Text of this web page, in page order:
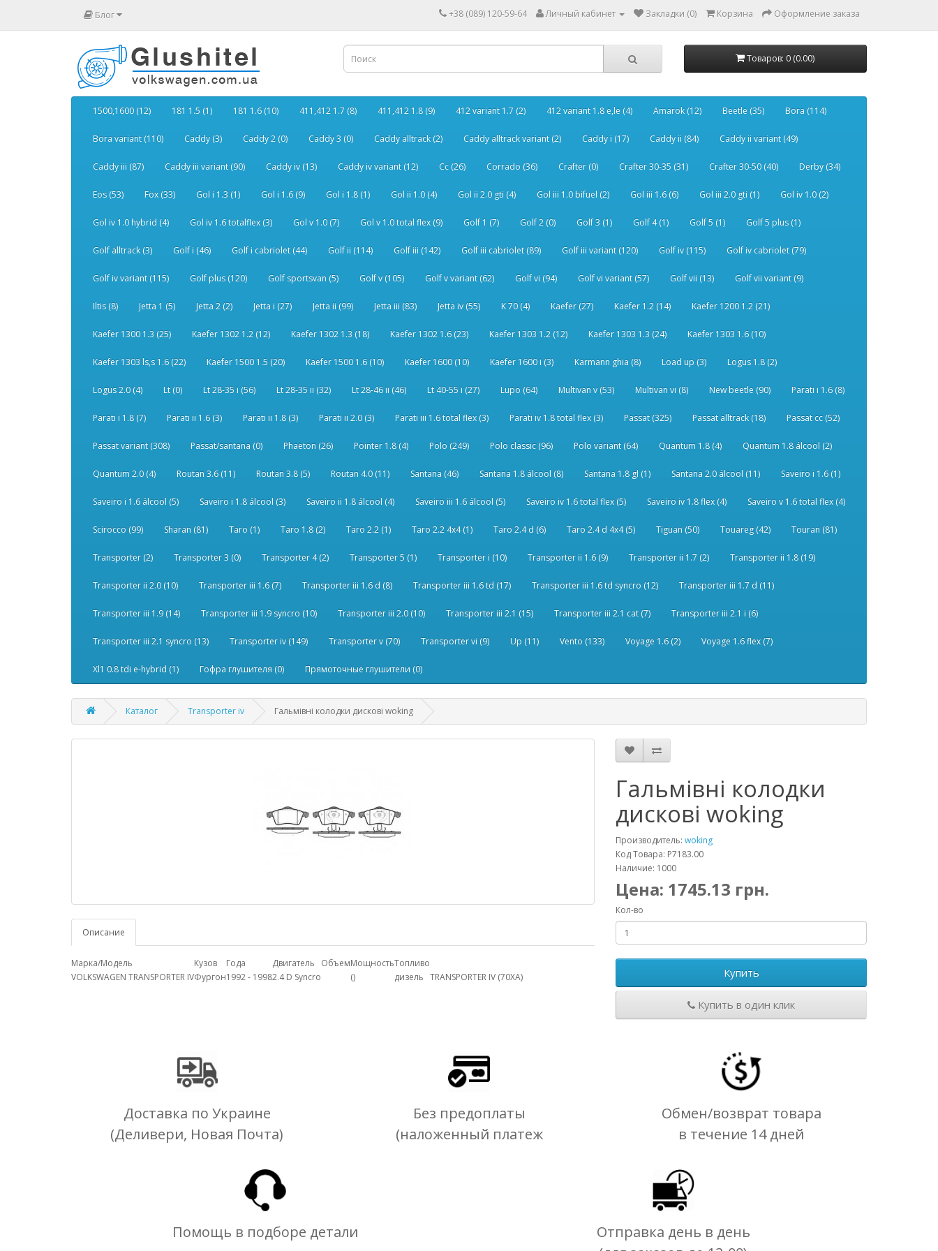
Блог +38 (089) 120-59-64 Личный кабинет Закладки (0) Корзина Оформление заказа
Товаров: 0 (0.00)
1500,1600 (12) 181 1.5 (1) 181 1.6 (10) 411,412 1.7 (8) 411,412 1.8 (9) 412 variant 1.7 (2) 412 variant 1.8 e,le (4) Amarok (12) Beetle (35) Bora (114)
Bora variant (110) Caddy (3) Caddy 2 (0) Caddy 3 (0) Caddy alltrack (2) Caddy alltrack variant (2) Caddy i (17) Caddy ii (84) Caddy ii variant (49)
Caddy iii (87) Caddy iii variant (90) Caddy iv (13) Caddy iv variant (12) Cc (26) Corrado (36) Crafter (0) Crafter 30-35 (31) Crafter 30-50 (40) Derby (34)
Eos (53) Fox (33) Gol i 1.3 (1) Gol i 1.6 (9) Gol i 1.8 (1) Gol ii 1.0 (4) Gol ii 2.0 gti (4) Gol iii 1.0 bifuel (2) Gol iii 1.6 (6) Gol iii 2.0 gti (1) Gol iv 1.0 (2)
Gol iv 1.0 hybrid (4) Gol iv 1.6 totalflex (3) Gol v 1.0 (7) Gol v 1.0 total flex (9) Golf 1 (7) Golf 2 (0) Golf 3 (1) Golf 4 (1) Golf 5 (1) Golf 5 plus (1)
Golf alltrack (3) Golf i (46) Golf i cabriolet (44) Golf ii (114) Golf iii (142) Golf iii cabriolet (89) Golf iii variant (120) Golf iv (115) Golf iv cabriolet (79)
Golf iv variant (115) Golf plus (120) Golf sportsvan (5) Golf v (105) Golf v variant (62) Golf vi (94) Golf vi variant (57) Golf vii (13) Golf vii variant (9)
Iltis (8) Jetta 1 (5) Jetta 2 (2) Jetta i (27) Jetta ii (99) Jetta iii (83) Jetta iv (55) K 70 (4) Kaefer (27) Kaefer 1.2 (14) Kaefer 1200 1.2 (21)
Kaefer 1300 1.3 (25) Kaefer 1302 1.2 (12) Kaefer 1302 1.3 (18) Kaefer 1302 1.6 (23) Kaefer 1303 1.2 (12) Kaefer 1303 1.3 (24) Kaefer 1303 1.6 (10)
Kaefer 1303 ls,s 1.6 (22) Kaefer 1500 1.5 (20) Kaefer 1500 1.6 (10) Kaefer 1600 (10) Kaefer 1600 i (3) Karmann ghia (8) Load up (3) Logus 1.8 (2)
Logus 2.0 (4) Lt (0) Lt 28-35 i (56) Lt 28-35 ii (32) Lt 28-46 ii (46) Lt 40-55 i (27) Lupo (64) Multivan v (53) Multivan vi (8) New beetle (90) Parati i 1.6 (8)
Parati i 1.8 (7) Parati ii 1.6 (3) Parati ii 1.8 (3) Parati ii 2.0 (3) Parati iii 1.6 total flex (3) Parati iv 1.8 total flex (3) Passat (325) Passat alltrack (18) Passat cc (52)
Passat variant (308) Passat/santana (0) Phaeton (26) Pointer 1.8 (4) Polo (249) Polo classic (96) Polo variant (64) Quantum 1.8 (4) Quantum 1.8 álcool (2)
Quantum 2.0 (4) Routan 3.6 (11) Routan 3.8 (5) Routan 4.0 (11) Santana (46) Santana 1.8 álcool (8) Santana 1.8 gl (1) Santana 2.0 álcool (11) Saveiro i 1.6 (1)
Saveiro i 1.6 álcool (5) Saveiro i 1.8 álcool (3) Saveiro ii 1.8 álcool (4) Saveiro iii 1.6 álcool (5) Saveiro iv 1.6 total flex (5) Saveiro iv 1.8 flex (4) Saveiro v 1.6 total flex (4)
Scirocco (99) Sharan (81) Taro (1) Taro 1.8 (2) Taro 2.2 (1) Taro 2.2 4x4 (1) Taro 2.4 d (6) Taro 2.4 d 4x4 (5) Tiguan (50) Touareg (42) Touran (81)
Transporter (2) Transporter 3 (0) Transporter 4 (2) Transporter 5 (1) Transporter i (10) Transporter ii 1.6 (9) Transporter ii 1.7 (2) Transporter ii 1.8 (19)
Transporter ii 2.0 (10) Transporter iii 1.6 (7) Transporter iii 1.6 d (8) Transporter iii 1.6 td (17) Transporter iii 1.6 td syncro (12) Transporter iii 1.7 d (11)
Transporter iii 1.9 (14) Transporter iii 1.9 syncro (10) Transporter iii 2.0 (10) Transporter iii 2.1 (15) Transporter iii 2.1 cat (7) Transporter iii 2.1 i (6)
Transporter iii 2.1 syncro (13) Transporter iv (149) Transporter v (70) Transporter vi (9) Up (11) Vento (133) Voyage 1.6 (2) Voyage 1.6 flex (7)
Xl1 0.8 tdi e-hybrid (1) Гофра глушителя (0) Прямоточные глушители (0)
Каталог Transporter iv Гальмівні колодки дискові woking
Описание
Марка/Модель Кузов Года Двигатель ОбъемМощностьТопливо
VOLKSWAGEN TRANSPORTER IVФургон1992 - 19982.4 D Syncro () дизель TRANSPORTER IV (70XA)
Гальмівні колодки
дискові woking
Производитель: woking
Код Товара: P7183.00
Наличие: 1000
Цена: 1745.13 грн.
Кол-во
Купить
Купить в один клик
Доставка по Украине
(Деливери, Новая Почта)
Без предоплаты
(наложенный платеж
Обмен/возврат товара
в течение 14 дней
Помощь в подборе детали
Отправка день в день